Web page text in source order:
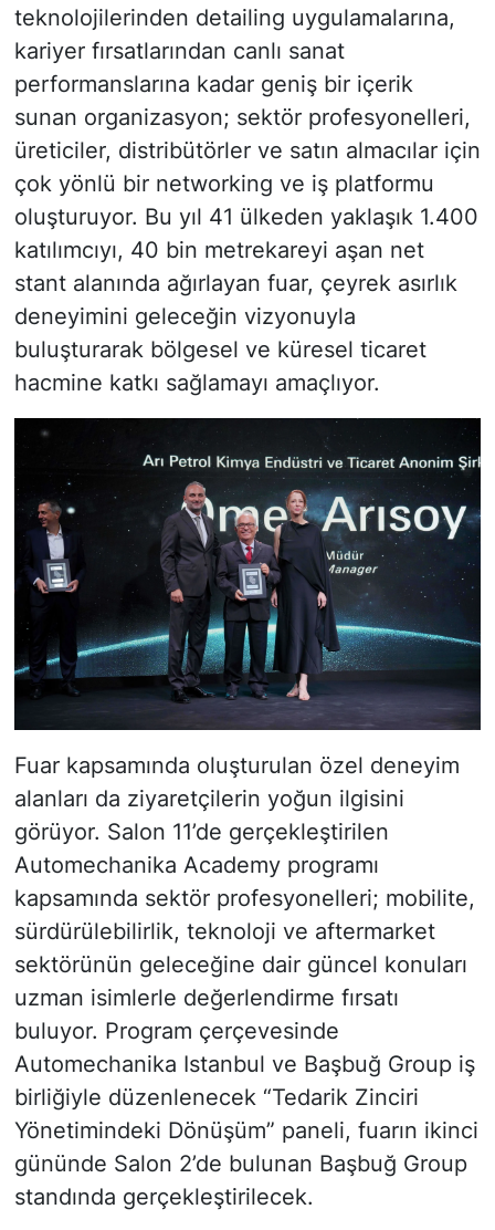
teknolojilerinden detailing uygulamalarına,
kariyer fırsatlarından canlı sanat
performanslarına kadar geniş bir içerik
sunan organizasyon; sektör profesyonelleri,
üreticiler, distribütörler ve satın almacılar için
çok yönlü bir networking ve iş platformu
oluşturuyor. Bu yıl 41 ülkeden yaklaşık 1.400
katılımcıyı, 40 bin metrekareyi aşan net
stant alanında ağırlayan fuar, çeyrek asırlık
deneyimini geleceğin vizyonuyla
buluşturarak bölgesel ve küresel ticaret
hacmine katkı sağlamayı amaçlıyor.
Fuar kapsamında oluşturulan özel deneyim
alanları da ziyaretçilerin yoğun ilgisini
görüyor. Salon 11’de gerçekleştirilen
Automechanika Academy programı
kapsamında sektör profesyonelleri; mobilite,
sürdürülebilirlik, teknoloji ve aftermarket
sektörünün geleceğine dair güncel konuları
uzman isimlerle değerlendirme fırsatı
buluyor. Program çerçevesinde
Automechanika Istanbul ve Başbuğ Group iş
birliğiyle düzenlenecek “Tedarik Zinciri
Yönetimindeki Dönüşüm” paneli, fuarın ikinci
gününde Salon 2’de bulunan Başbuğ Group
standında gerçekleştirilecek.